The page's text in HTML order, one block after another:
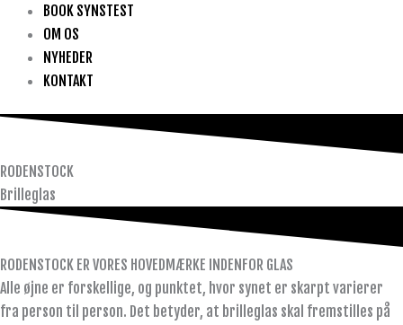
BOOK SYNSTEST
OM OS
NYHEDER
KONTAKT
RODENSTOCK
Brilleglas
RODENSTOCK ER VORES HOVEDMÆRKE INDENFOR GLAS
Alle øjne er forskellige, og punktet, hvor synet er skarpt varierer
fra person til person. Det betyder, at brilleglas skal fremstilles på